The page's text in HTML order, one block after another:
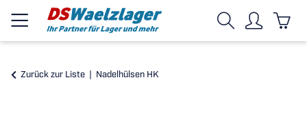
Zurück zur Liste Nadelhülsen HK